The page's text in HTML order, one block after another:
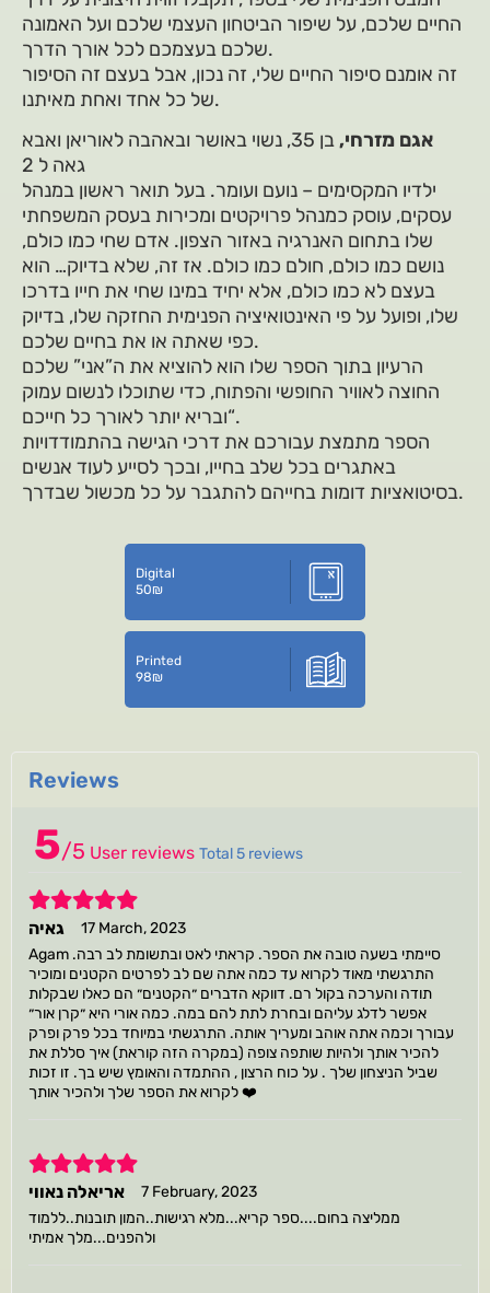
החיים שלכם, על שיפור הביטחון העצמי שלכם ועל האמונה
שלכם בעצמכם לכל אורך הדרך.
זה אומנם סיפור החיים שלי, זה נכון, אבל בעצם זה הסיפור
של כל אחד ואחת מאיתנו.
אגם מזרחי,
בן 35, נשוי באושר ובאהבה לאוריאן ואבא
גאה ל 2
ילדיו המקסימים – נועם ועומר. בעל תואר ראשון במנהל
עסקים, עוסק כמנהל פרויקטים ומכירות בעסק המשפחתי
שלו בתחום האנרגיה באזור הצפון. אדם שחי כמו כולם,
נושם כמו כולם, חולם כמו כולם. אז זה, שלא בדיוק… הוא
בעצם לא כמו כולם, אלא יחיד במינו שחי את חייו בדרכו
שלו, ופועל על פי האינטואיציה הפנימית החזקה שלו, בדיוק
כפי שאתה או את בחיים שלכם.
הרעיון בתוך הספר שלו הוא להוציא את ה”אני” שלכם
החוצה לאוויר החופשי והפתוח, כדי שתוכלו לנשום עמוק
ובריא יותר לאורך כל חייכם“.
הספר מתמצת עבורכם את דרכי הגישה בהתמודדויות
באתגרים בכל שלב בחייו, ובכך לסייע לעוד אנשים
בסיטואציות דומות בחייהם להתגבר על כל מכשול שבדרך.
Digital
50₪
Printed
98₪
Reviews
5/5 User reviews Total 5 reviews
5
גאיה
17 March, 2023
התרגשתי מאוד לקרוא עד כמה אתה שם לב לפרטים הקטנים ומוכיר
תודה והערכה בקול רם. דווקא הדברים ״הקטנים״ הם כאלו שבקלות
אפשר לדלג עליהם ובחרת לתת להם במה. כמה אורי היא ״קרן אור״
עבורך וכמה אתה אוהב ומעריך אותה. התרגשתי במיוחד בכל פרק ופרק
להכיר אותך ולהיות שותפה צופה (במקרה הזה קוראת) איך סללת את
שביל הניצחון שלך . על כוח הרצון , ההתמדה והאומץ שיש בך. זו זכות
לקרוא את הספר שלך ולהכיר אותך ❤️
5
אריאלה נאווי
7 February, 2023
ממליצה בחום....ספר קריא...מלא רגישות..המון תובנות..ללמוד
ולהפנים...מלך אמיתי